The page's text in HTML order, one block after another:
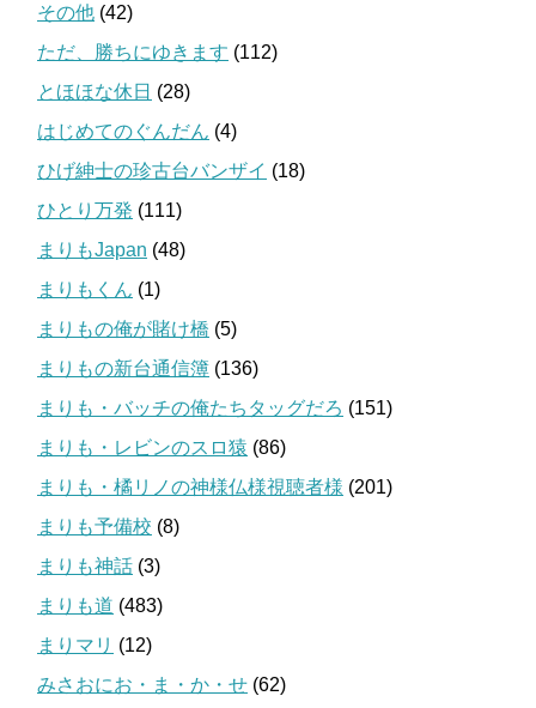
その他 (42)
ただ、勝ちにゆきます (112)
とほほな休日 (28)
はじめてのぐんだん (4)
ひげ紳士の珍古台バンザイ (18)
ひとり万発 (111)
まりもJapan (48)
まりもくん (1)
まりもの俺が賭け橋 (5)
まりもの新台通信簿 (136)
まりも・バッチの俺たちタッグだろ (151)
まりも・レビンのスロ猿 (86)
まりも・橘リノの神様仏様視聴者様 (201)
まりも予備校 (8)
まりも神話 (3)
まりも道 (483)
まりマリ (12)
みさおにお・ま・か・せ (62)